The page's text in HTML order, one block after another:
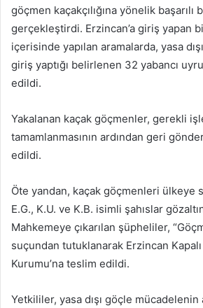
göçmen kaçakçılığına yönelik başarılı
gerçekleştirdi. Erzincan’a giriş yapan
içerisinde yapılan aramalarda, yasa
giriş yaptığı belirlenen 32 yabancı
edildi.
Yakalanan kaçak göçmenler, gerekli
tamamlanmasının ardından geri
edildi.
Öte yandan, kaçak göçmenleri ülkeye
E.G., K.U. ve K.B. isimli şahıslar
Mahkemeye çıkarılan şüpheliler,
suçundan tutuklanarak Erzincan
Kurumu’na teslim edildi.
Yetkililer, yasa dışı göçle mücadelenin